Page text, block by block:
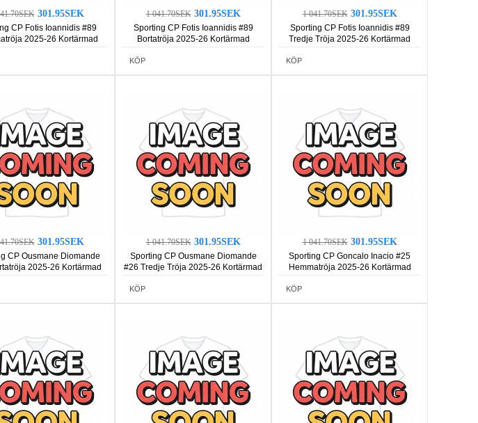
301.95SEK
CP Fotis Ioannidis #89
2025-26 Kortärmad
1 041.70SEK 301.95SEK
Sporting CP Fotis Ioannidis #89
Bortatröja 2025-26 Kortärmad
KÖP
1 041.70SEK 301.95SEK
Sporting CP Fotis Ioannidis #89
Tredje Tröja 2025-26 Kortärmad
KÖP
301.95SEK
CP Ousmane Diomande
2025-26 Kortärmad
1 041.70SEK 301.95SEK
Sporting CP Ousmane Diomande
#26 Tredje Tröja 2025-26 Kortärmad
KÖP
1 041.70SEK 301.95SEK
Sporting CP Goncalo Inacio #25
Hemmatröja 2025-26 Kortärmad
KÖP